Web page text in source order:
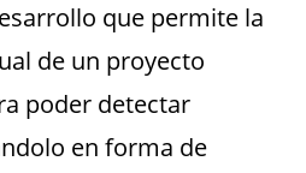
que permite la
de un proyecto
poder detectar
en forma de